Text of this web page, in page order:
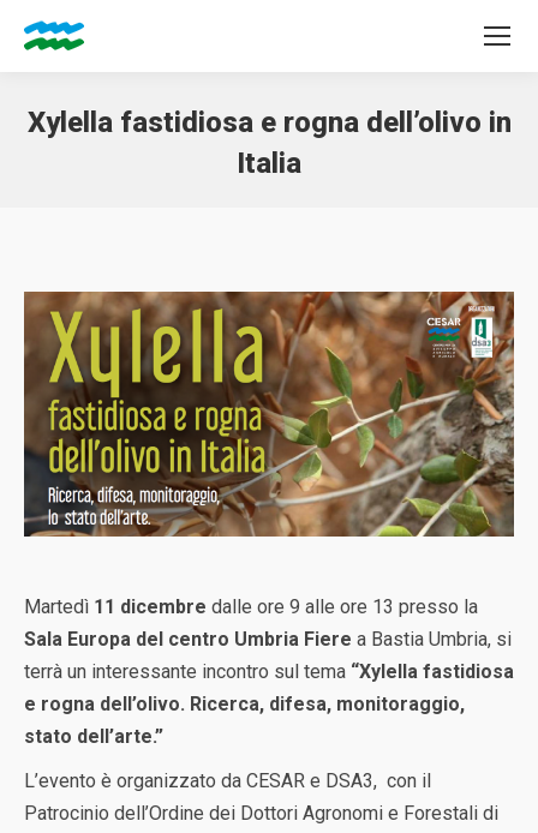
Xylella fastidiosa e rogna dell’olivo in
Italia
Martedì 11 dicembre dalle ore 9 alle ore 13 presso la
Sala Europa del centro Umbria Fiere a Bastia Umbria, si
terrà un interessante incontro sul tema “Xylella fastidiosa
e rogna dell’olivo. Ricerca, difesa, monitoraggio,
stato dell’arte.”
L’evento è organizzato da CESAR e DSA3, con il
Patrocinio dell’Ordine dei Dottori Agronomi e Forestali di